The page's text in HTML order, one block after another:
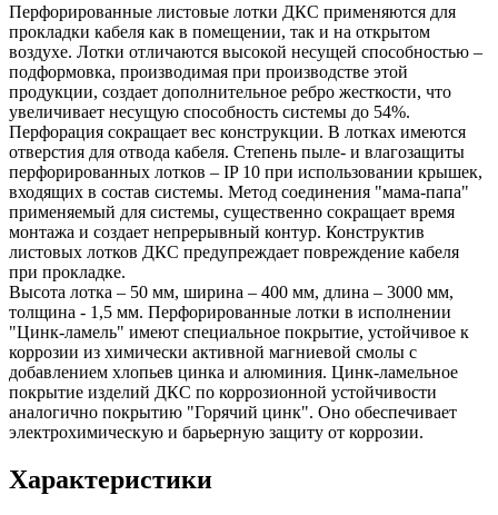
Перфорированные листовые лотки ДКС применяются для
прокладки кабеля как в помещении, так и на открытом
воздухе. Лотки отличаются высокой несущей способностью –
подформовка, производимая при производстве этой
продукции, создает дополнительное ребро жесткости, что
увеличивает несущую способность системы до 54%.
Перфорация сокращает вес конструкции. В лотках имеются
отверстия для отвода кабеля. Степень пыле- и влагозащиты
перфорированных лотков – IP 10 при использовании крышек,
входящих в состав системы. Метод соединения "мама-папа"
применяемый для системы, существенно сокращает время
монтажа и создает непрерывный контур. Конструктив
листовых лотков ДКС предупреждает повреждение кабеля
при прокладке.
Высота лотка – 50 мм, ширина – 400 мм, длина – 3000 мм,
толщина - 1,5 мм. Перфорированные лотки в исполнении
"Цинк-ламель" имеют специальное покрытие, устойчивое к
коррозии из химически активной магниевой смолы с
добавлением хлопьев цинка и алюминия. Цинк-ламельное
покрытие изделий ДКС по коррозионной устойчивости
аналогично покрытию "Горячий цинк". Оно обеспечивает
электрохимическую и барьерную защиту от коррозии.
Характеристики